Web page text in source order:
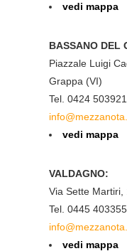
vedi mappa
BASSANO DEL
Piazzale Luigi
Grappa (VI)
Tel. 0424
vedi mappa
VALDAGNO:
Via Sette Martiri,
Tel. 0445
vedi mappa